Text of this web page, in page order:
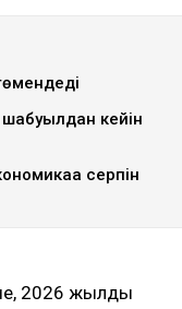
кейін
серпін
2026 жылдың